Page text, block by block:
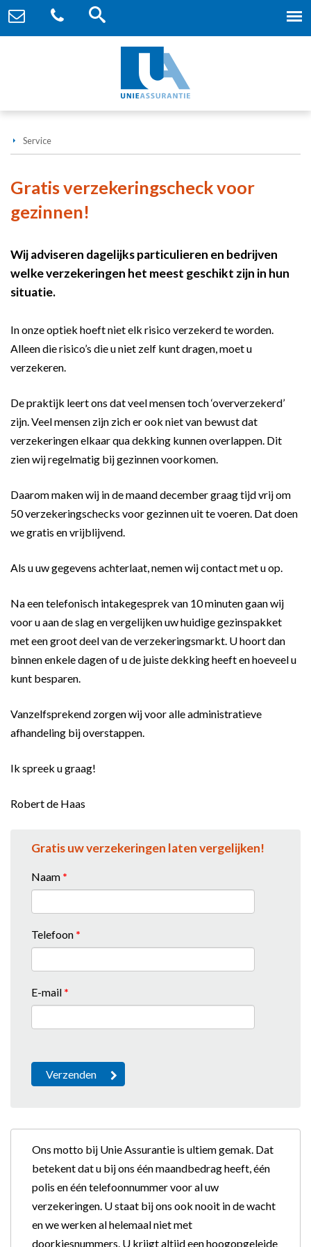
Service
Gratis verzekeringscheck voor
gezinnen!
Wij adviseren dagelijks particulieren en bedrijven
welke verzekeringen het meest geschikt zijn in hun
situatie.
In onze optiek hoeft niet elk risico verzekerd te worden.
Alleen die risico’s die u niet zelf kunt dragen, moet u
verzekeren.
De praktijk leert ons dat veel mensen toch ‘oververzekerd’
zijn. Veel mensen zijn zich er ook niet van bewust dat
verzekeringen elkaar qua dekking kunnen overlappen. Dit
zien wij regelmatig bij gezinnen voorkomen.
Daarom maken wij in de maand december graag tijd vrij om
50 verzekeringschecks voor gezinnen uit te voeren. Dat doen
we gratis en vrijblijvend.
Als u uw gegevens achterlaat, nemen wij contact met u op.
Na een telefonisch intakegesprek van 10 minuten gaan wij
voor u aan de slag en vergelijken uw huidige gezinspakket
met een groot deel van de verzekeringsmarkt. U hoort dan
binnen enkele dagen of u de juiste dekking heeft en hoeveel u
kunt besparen.
Vanzelfsprekend zorgen wij voor alle administratieve
afhandeling bij overstappen.
Ik spreek u graag!
Robert de Haas
Gratis uw verzekeringen laten vergelijken!
Naam *
Telefoon *
E-mail *
Ons motto bij Unie Assurantie is ultiem gemak. Dat
betekent dat u bij ons één maandbedrag heeft, één
polis en één telefoonnummer voor al uw
verzekeringen. U staat bij ons ook nooit in de wacht
en we werken al helemaal niet met
doorkiesnummers. U krijgt altijd een hoogopgeleide